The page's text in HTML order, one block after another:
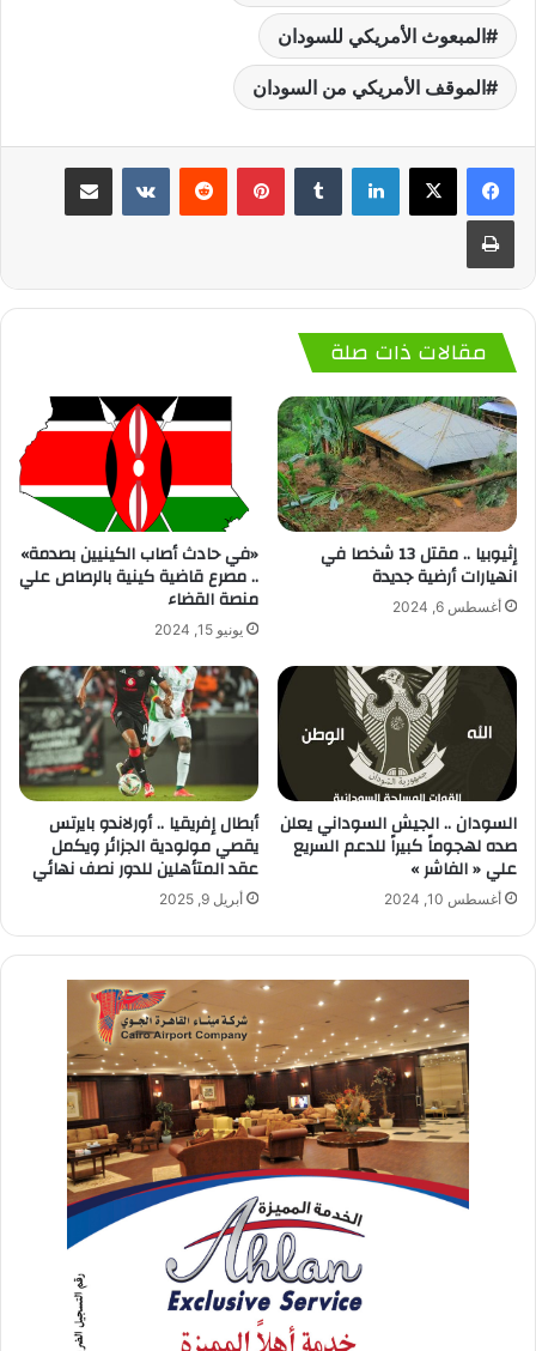
المبعوث الأمريكي للسودان
الموقف الأمريكي من السودان
لينكدإن بينتيريست
مقالات ذات صلة
إثيوبيا .. مقتل 13 شخصا في
انهيارات أرضية جديدة
أغسطس 6, 2024
«في حادث أصاب الكينيين بصدمة»
.. مصرع قاضية كينية بالرصاص علي
منصة القضاء
يونيو 15, 2024
السودان .. الجيش السوداني يعلن
صده لهجوماً كبيراً للدعم السريع
علي « الفاشر »
أغسطس 10, 2024
أبطال إفريقيا .. أورلاندو بايرتس
يقصي مولودية الجزائر ويكمل
عقد المتأهلين للدور نصف نهائي
أبريل 9, 2025